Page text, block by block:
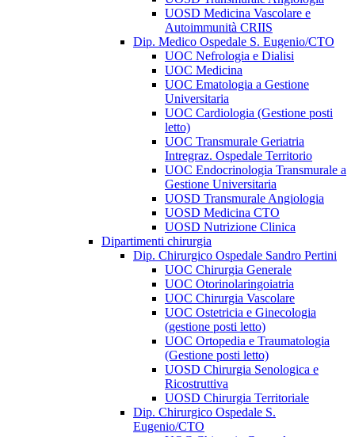
UOSD Medicina Vascolare e
Autoimmunità CRIIS
Dip. Medico Ospedale S. Eugenio/CTO
UOC Nefrologia e Dialisi
UOC Medicina
UOC Ematologia a Gestione
Universitaria
UOC Cardiologia (Gestione posti
letto)
UOC Transmurale Geriatria
Intregraz. Ospedale Territorio
UOC Endocrinologia Transmurale a
Gestione Universitaria
UOSD Transmurale Angiologia
UOSD Medicina CTO
UOSD Nutrizione Clinica
Dipartimenti chirurgia
Dip. Chirurgico Ospedale Sandro Pertini
UOC Chirurgia Generale
UOC Otorinolaringoiatria
UOC Chirurgia Vascolare
UOC Ostetricia e Ginecologia
(gestione posti letto)
UOC Ortopedia e Traumatologia
(Gestione posti letto)
UOSD Chirurgia Senologica e
Ricostruttiva
UOSD Chirurgia Territoriale
Dip. Chirurgico Ospedale S.
Eugenio/CTO